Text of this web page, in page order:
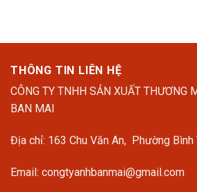
THÔNG TIN LIÊN HỆ
CÔNG TY TNHH SẢN XUẤT THƯƠNG
BAN MAI
Địa chỉ: 163 Chu Văn An, Phường Bình
Email: congtyanhbanmai@gmail.com